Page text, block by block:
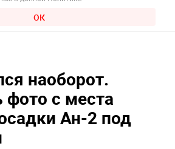
ОК
наоборот.
фото с места
Ан-2 под